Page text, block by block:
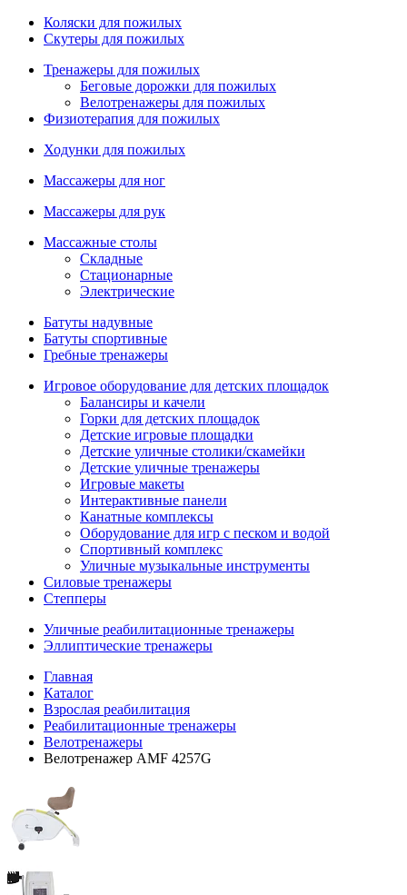
Коляски для пожилых
Скутеры для пожилых
Тренажеры для пожилых
Беговые дорожки для пожилых
Велотренажеры для пожилых
Физиотерапия для пожилых
Ходунки для пожилых
Массажеры для ног
Массажеры для рук
Массажные столы
Складные
Стационарные
Электрические
Батуты надувные
Батуты спортивные
Гребные тренажеры
Игровое оборудование для детских площадок
Балансиры и качели
Горки для детских площадок
Детские игровые площадки
Детские уличные столики/скамейки
Детские уличные тренажеры
Игровые макеты
Интерактивные панели
Канатные комплексы
Оборудование для игр с песком и водой
Спортивный комплекс
Уличные музыкальные инструменты
Силовые тренажеры
Степперы
Уличные реабилитационные тренажеры
Эллиптические тренажеры
Главная
Каталог
Взрослая реабилитация
Реабилитационные тренажеры
Велотренажеры
Велотренажер AMF 4257G